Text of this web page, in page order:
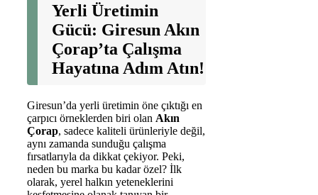
Yerli Üretimin
Gücü: Giresun Akın
Çorap’ta Çalışma
Hayatına Adım Atın!
Giresun’da yerli üretimin öne çıktığı en
çarpıcı örneklerden biri olan Akın
Çorap, sadece kaliteli ürünleriyle değil,
aynı zamanda sunduğu çalışma
fırsatlarıyla da dikkat çekiyor. Peki,
neden bu marka bu kadar özel? İlk
olarak, yerel halkın yeteneklerini